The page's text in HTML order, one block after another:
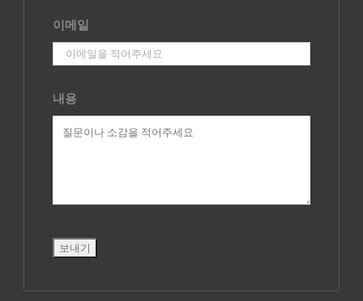
이메일
내용